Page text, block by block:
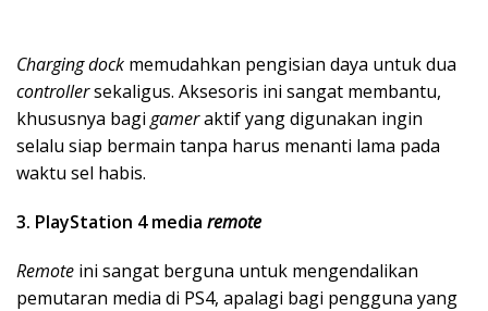
Charging dock memudahkan pengisian daya untuk dua
controllersekaligus. Aksesoris ini sangat membantu,
khususnya bagi gameraktif yang digunakan ingin
selalu siap bermain tanpa harus menanti lama pada
waktu sel habis.
3. PlayStation 4 media remote
Remote ini sangat berguna untuk mengendalikan
pemutaran media di PS4, apalagi bagi pengguna yang